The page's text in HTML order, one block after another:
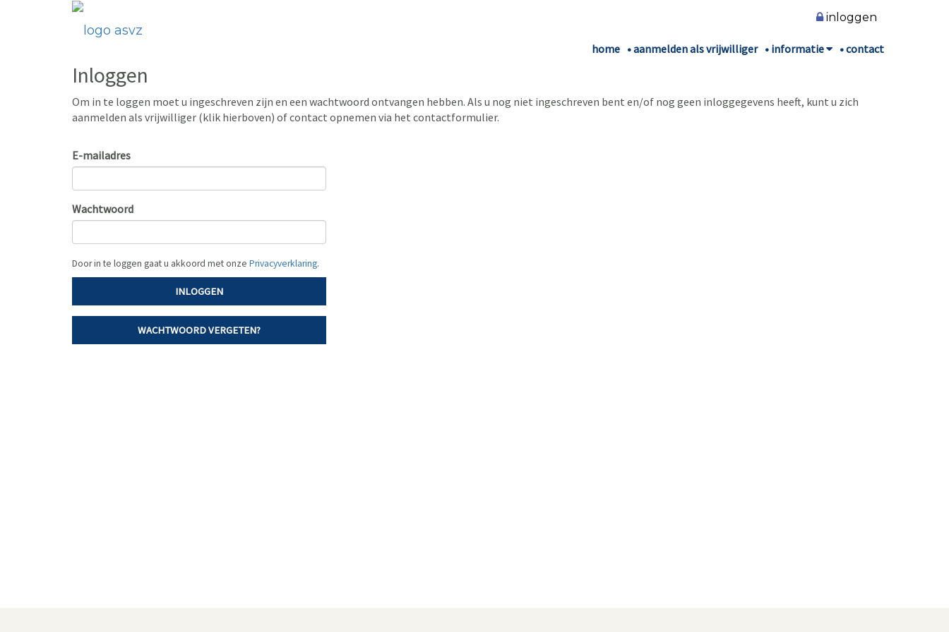
home aanmelden als vrijwilliger informatie contact
inloggen
Inloggen
Om in te loggen moet u ingeschreven zijn en een wachtwoord ontvangen hebben. Als u nog niet ingeschreven bent en/of nog geen inloggegevens heeft, kunt u zich
aanmelden als vrijwilliger (klik hierboven) of contact opnemen via het contactformulier.
E-mailadres
Wachtwoord
Door in te loggen gaat u akkoord met onze Privacyverklaring.
INLOGGEN
WACHTWOORD VERGETEN?